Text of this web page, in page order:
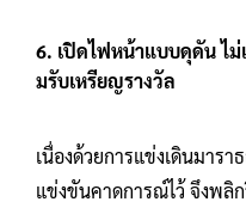
6. เปิดไฟหน้าแบบดุดัน ไม่
มรับเหรียญรางวัล
เนื่องด้วยการแข่งเดินมาร
แข่งขันคาดการณ์ไว้ จึงพลิ